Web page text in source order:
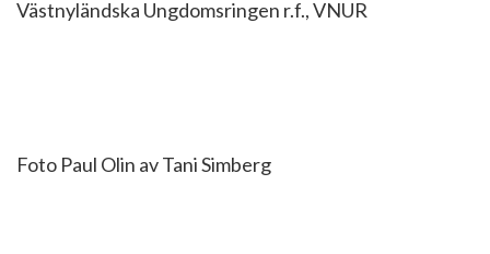
Västnyländska Ungdomsringen r.f., VNUR
Foto Paul Olin av Tani Simberg